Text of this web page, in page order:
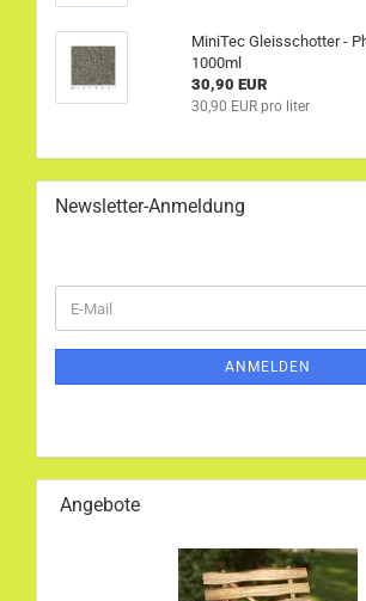
MiniTec Gleisschotter -
1000ml
30,90 EUR
30,90 EUR pro liter
Newsletter-Anmeldung
ZUR
E-
Mail
ANMELDEN
Angebote